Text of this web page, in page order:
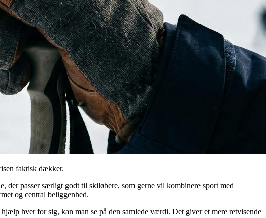
faktisk dækker.
der passer særligt godt til skiløbere, som gerne vil kombinere sport med
og central beliggenhed.
hver for sig, kan man se på den samlede værdi. Det giver et mere retvisende